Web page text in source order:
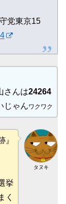
党東京15
さんは24264
じゃんワクワク
タヌキ
』
挙
く